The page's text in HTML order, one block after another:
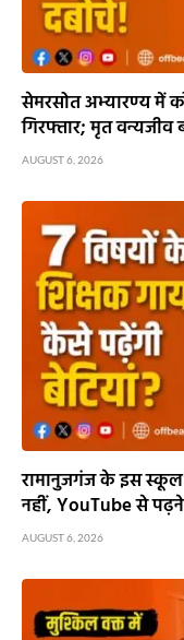
सेमरसोत अभ्यारण्य में
गिरफ्तार; मृत वन्यजीव
AUGUST 6, 2026
रामानुजगंज के इस
नहीं, YouTube से
AUGUST 6, 2026